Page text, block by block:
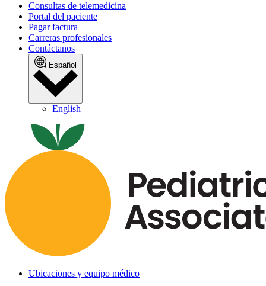
Consultas de telemedicina
Portal del paciente
Pagar factura
Carreras profesionales
Contáctanos
Español
English
Ubicaciones y equipo médico